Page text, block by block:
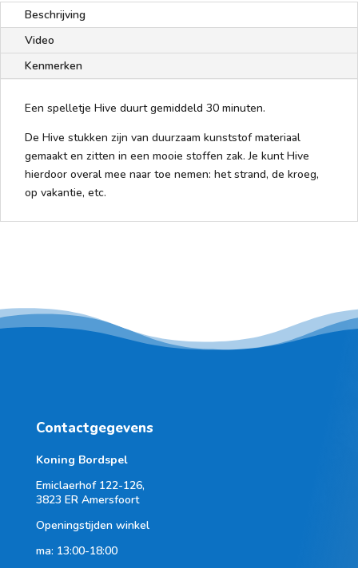
Beschrijving
Video
Kenmerken
Een spelletje Hive duurt gemiddeld 30 minuten.
De Hive stukken zijn van duurzaam kunststof materiaal
gemaakt en zitten in een mooie stoffen zak. Je kunt Hive
hierdoor overal mee naar toe nemen: het strand, de kroeg,
op vakantie, etc.
Contactgegevens
Koning Bordspel
Emiclaerhof 122-126,
3823 ER Amersfoort
Openingstijden winkel
ma: 13:00-18:00